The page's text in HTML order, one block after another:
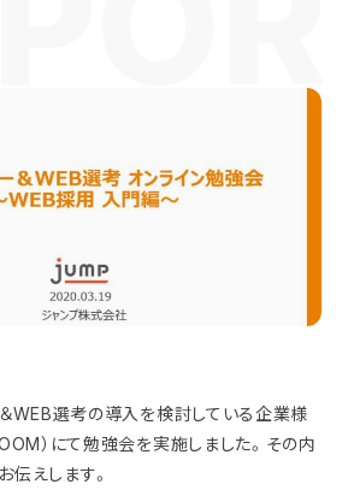
WEB選考の導入を検討している企業様
）にて勉強会を実施しました。その内
伝えします。